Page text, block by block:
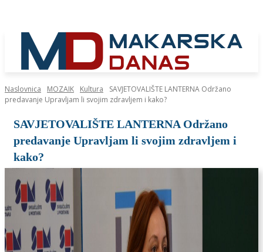
Naslovnica MOZAIK Kultura
SAVJETOVALIŠTE LANTERNA Održano
predavanje Upravljam li svojim zdravljem i kako?
SAVJETOVALIŠTE LANTERNA Održano
predavanje Upravljam li svojim zdravljem i
kako?